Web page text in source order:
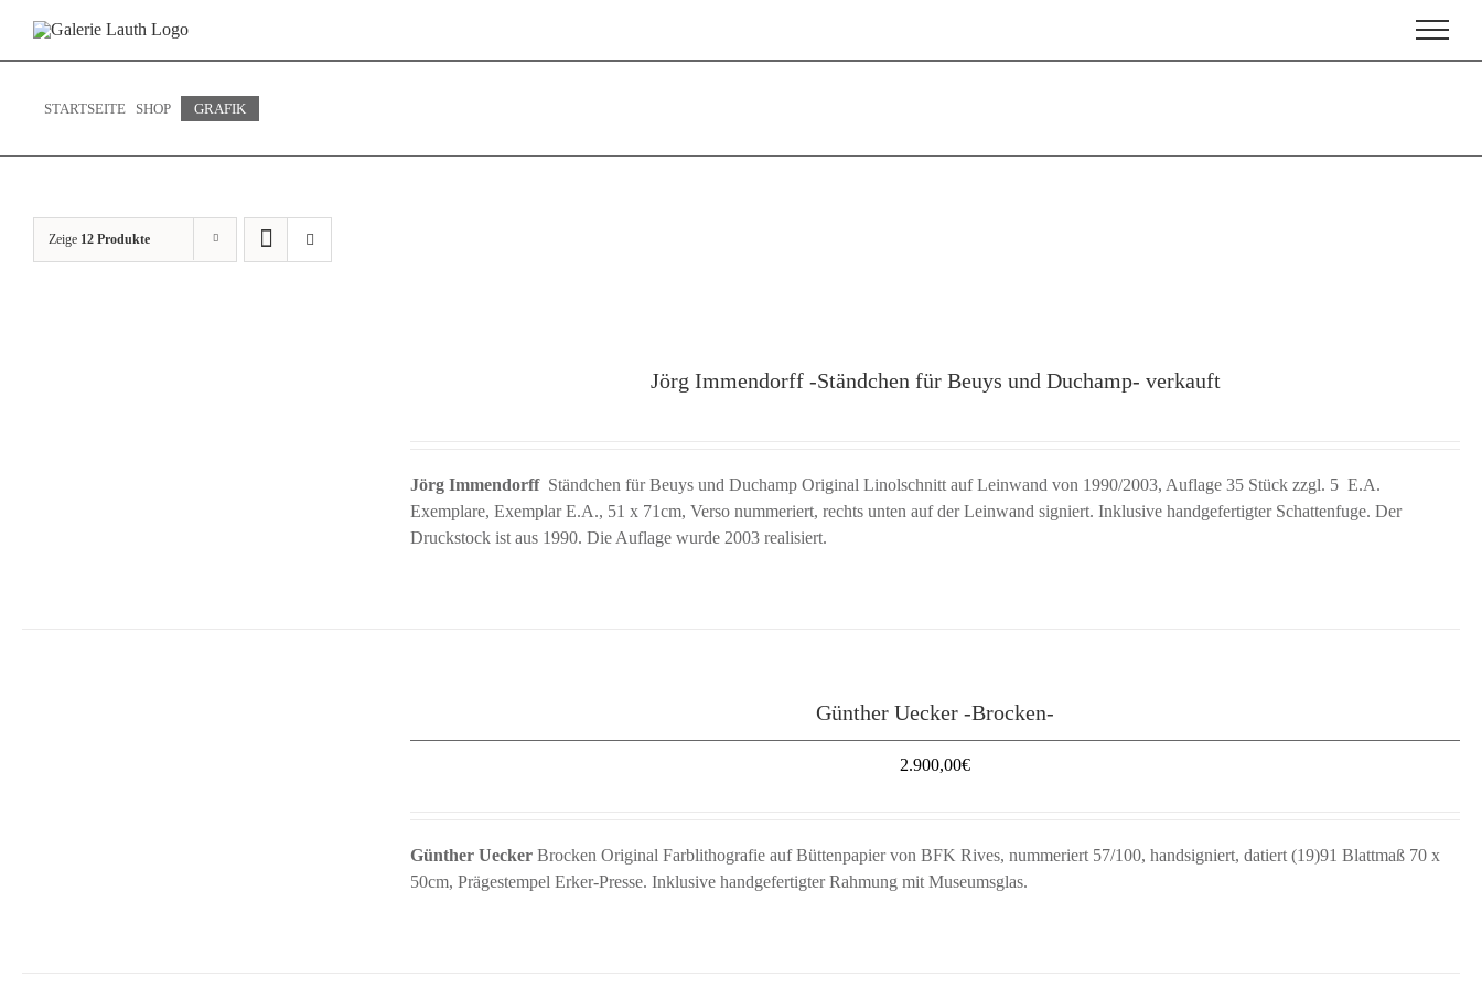
Inhalt
springen
STARTSEITE SHOP GRAFIK
Zeige 12 Produkte
Jörg Immendorff -Ständchen für Beuys und Duchamp- verkauft
Jörg Immendorff Ständchen für Beuys und Duchamp Original Linolschnitt auf Leinwand von 1990/2003, Auflage 35 Stück zzgl. 5 E.A.
Exemplare, Exemplar E.A., 51 x 71cm, Verso nummeriert, rechts unten auf der Leinwand signiert. Inklusive handgefertigter Schattenfuge. Der
Druckstock ist aus 1990. Die Auflage wurde 2003 realisiert.
Günther Uecker -Brocken-
2.900,00€
Günther Uecker Brocken Original Farblithografie auf Büttenpapier von BFK Rives, nummeriert 57/100, handsigniert, datiert (19)91 Blattmaß 70 x
50cm, Prägestempel Erker-Presse. Inklusive handgefertigter Rahmung mit Museumsglas.